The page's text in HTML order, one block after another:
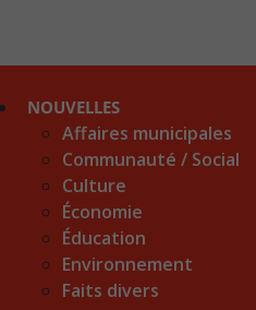
NOUVELLES
Affaires municipales
Communauté / Social
Culture
Économie
Éducation
Environnement
Faits divers